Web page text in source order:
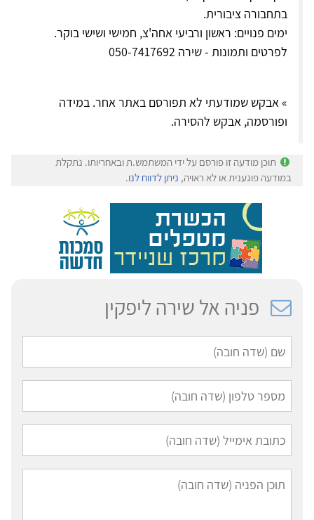
בתחבורה ציבורית.
ימים פנויים: ראשון ורביעי אחה'צ, חמישי ושישי בוקר.
לפרטים ותמונות - שירה 050-7417692
» אבקש שמודעתי לא תפורסם באתר אחר. במידה
ופורסמה, אבקש להסירה.
תוכן מודעה זו פורסם על ידי המשתמש.ת ובאחריותו. נתקלת
במודעה פוגענית או לא ראויה, ניתן לדווח לנו.
פניה אל שירה ליפקין